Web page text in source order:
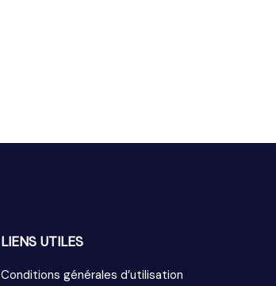
LIENS UTILES
Conditions générales d’utilisation